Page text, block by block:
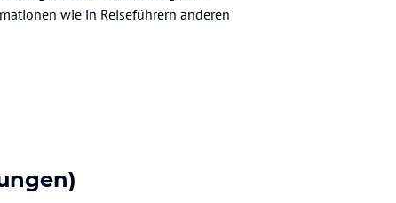
wie in Reiseführern anderen